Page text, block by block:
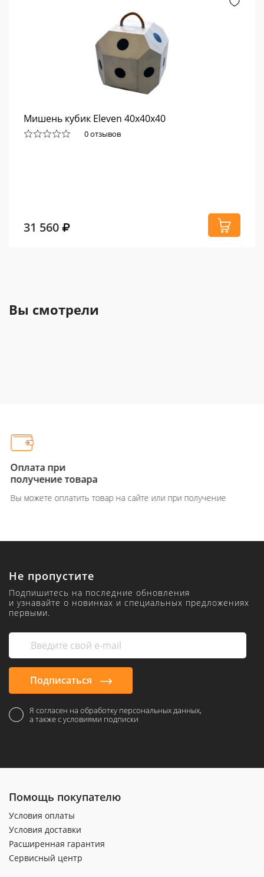
Мишень кубик Eleven 40x40x40
0 отзывов
31 560
Вы смотрели
Оплата при
получение товара
Вы можете оплатить товар на сайте или при получение
Не пропустите
Подпишитесь на последние обновления
и узнавайте о новинках и специальных предложениях
первыми.
Подписаться
Я согласен на обработку персональных данных,
а также с условиями подписки
Помощь покупателю
Условия оплаты
Условия доставки
Расширенная гарантия
Сервисный центр